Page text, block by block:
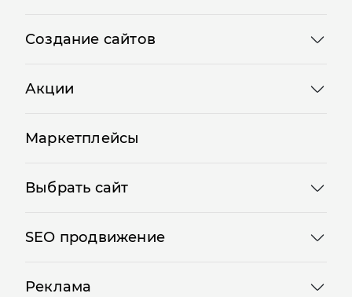
Создание сайтов
Акции
Маркетплейсы
Выбрать сайт
SEO продвижение
Реклама